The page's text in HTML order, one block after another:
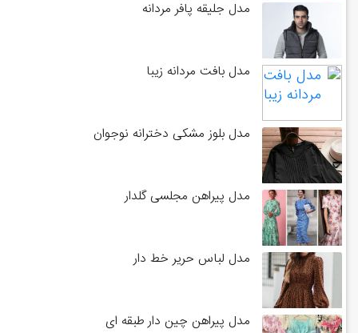
مدل جلیقه پافر مردانه
مدل بافت مردانه زیبا
مدل بلوز مشکی دخترانه نوجوان
مدل پیراهن مجلسی گلدار
مدل لباس حریر خط دار
مدل پیراهن چین دار طبقه ای